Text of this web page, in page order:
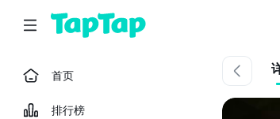
首页
排行榜